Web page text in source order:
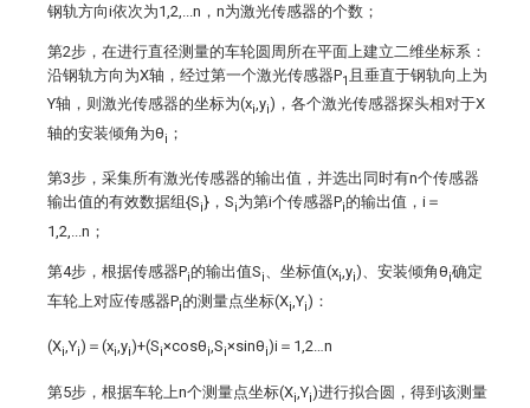
钢轨方向i依次为1,2,...n，n为激光传感器的个数；
第2步，在进行直径测量的车轮圆周所在平面上建立二维坐标系：
沿钢轨方向为X轴，经过第一个激光传感器P1 且垂直于钢轨向上为
Y轴，则激光传感器的坐标为(xi,yi)，各个激光传感器探头相对于X
轴的安装倾角为θi ；
第3步，采集所有激光传感器的输出值，并选出同时有n个传感器
输出值的有效数据组{Si}，Si为第i个传感器Pi的输出值，i＝
1,2,...n；
第4步，根据传感器Pi的输出值Si 、坐标值(xi ,yi)、安装倾角θi确定
车轮上对应传感器Pi的测量点坐标(Xi ,Yi)：
(Xi,Yi)＝(xi,yi)+(Si×cosθi,Si×sinθi)i＝1,2…n
第5步，根据车轮上n个测量点坐标(Xi ,Yi)进行拟合圆，得到该测量